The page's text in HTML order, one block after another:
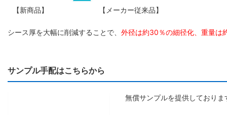
【新商品】 【メーカー従来品】
シース厚を大幅に削減することで、 外径は約30％の細径化、重量は
サンプル手配はこちらから
無償サンプルを提供しており